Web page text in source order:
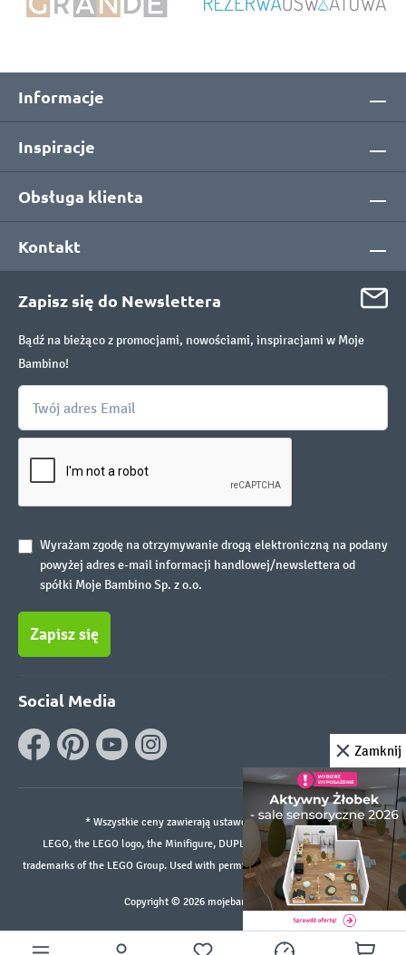
Informacje
Inspiracje
Obsługa klienta
Kontakt
Zapisz się do Newslettera
Bądź na bieżąco z promocjami, nowościami, inspiracjami w Moje
Bambino!
Wyrażam zgodę na otrzymywanie drogą elektroniczną na podany
powyżej adres e-mail informacji handlowej/newslettera od
spółki Moje Bambino Sp. z o.o.
Zapisz się
Social Media
* Wszystkie ceny zawierają ustawowy podatek VAT.
LEGO, the LEGO logo, the Minifigure, DUPLO, and the SPIKE logo are
trademarks of the LEGO Group. Used with permission. ©2026 The LEGO Group
Copyright © 2026 mojebambino.pl
Zamknij